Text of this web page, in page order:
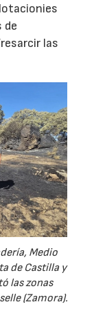
de
las
Medio
de Castilla y
las zonas
(Zamora).